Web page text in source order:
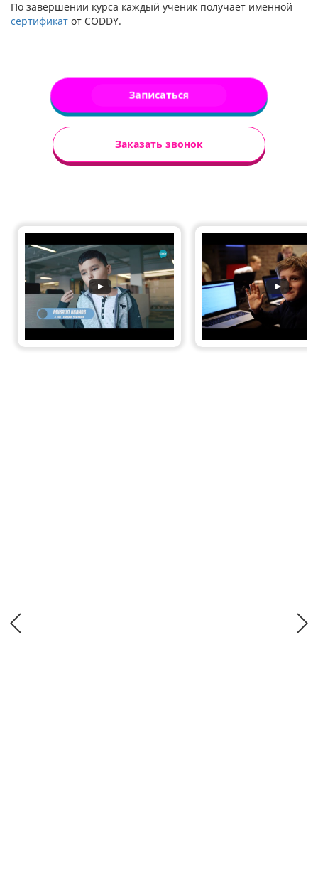
По завершении курса каждый ученик получает именной
сертификат от CODDY.
Записаться
Заказать звонок